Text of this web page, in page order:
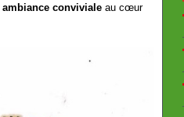
ambiance conviviale au cœur